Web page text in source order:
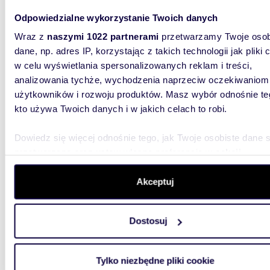
Odpowiedzialne wykorzystanie Twoich danych
Wraz z naszymi 1022 partnerami przetwarzamy Twoje
dane, np. adres IP, korzystając z takich technologii jak pliki
w celu wyświetlania spersonalizowanych reklam i treści,
analizowania tychże, wychodzenia naprzeciw oczekiwaniom
użytkowników i rozwoju produktów. Masz wybór odnośnie
kto używa Twoich danych i w jakich celach to robi.
Dowiedz się więcej odnośnie tego, jak Twoje osobiste dane
szczegółów. W Deklaracji plików cookie możesz zmienić
wycofać swoją zgodę w dowolnej chwili.
aby oferować funkcje społecznościowe i analizować ruch w
witrynie. Informacje o tym, jak korzystasz z naszej witryny,
analitycznym. Partnerzy mogą połączyć te informacje z
Akceptuj
Dostosuj
Tylko niezbędne pliki cookie
1 699
dom
Tylko w
140m